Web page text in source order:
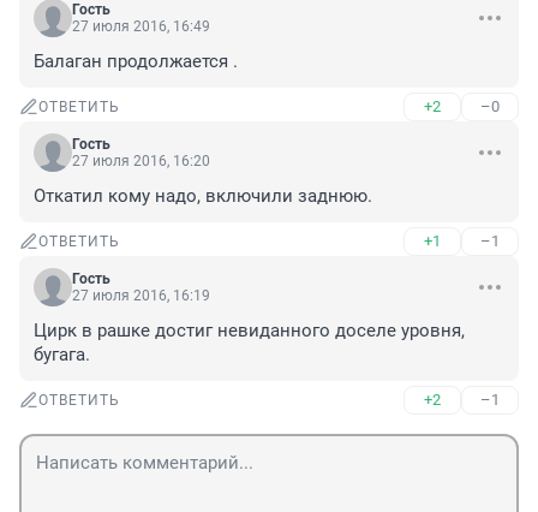
Гость
27 июля 2016, 16:49
Балаган продолжается .
ОТВЕТИТЬ +2 –0
Гость
27 июля 2016, 16:20
Откатил кому надо, включили заднюю.
ОТВЕТИТЬ +1 –1
Гость
27 июля 2016, 16:19
Цирк в рашке достиг невиданного доселе уровня,
бугага.
ОТВЕТИТЬ +2 –1